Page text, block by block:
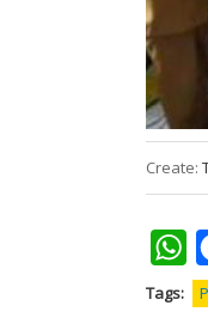
Create:
Tags